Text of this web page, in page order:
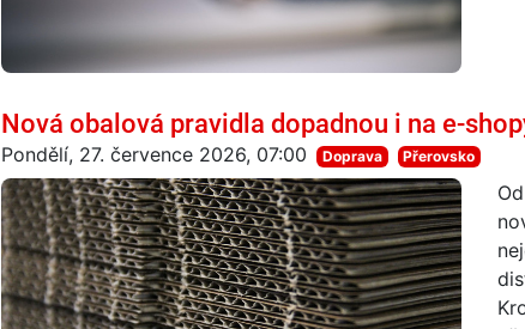
Nová obalová pravidla dopadnou i na e-
Pondělí, 27. července 2026, 07:00 Doprava Přerovsko